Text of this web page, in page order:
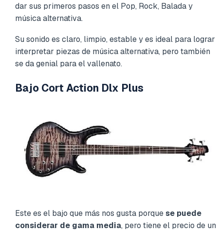
dar sus primeros pasos en el Pop, Rock, Balada y
música alternativa.
Su sonido es claro, limpio, estable y es ideal para lograr
interpretar piezas de música alternativa, pero también
se da genial para el vallenato.
Bajo Cort Action Dlx Plus
Este es el bajo que más nos gusta porquese puede
considerar de gama media, pero tiene el precio de un